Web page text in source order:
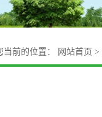
当前的位置： 网站首页 >